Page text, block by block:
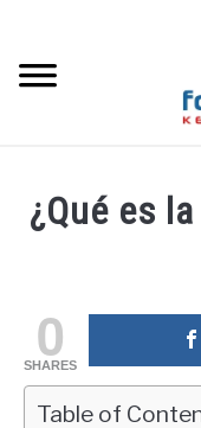
content
LOS MEJORES
LA INVERSIÓN
¿Qué es
in
Educación
financiera
0
SHARES
Table of